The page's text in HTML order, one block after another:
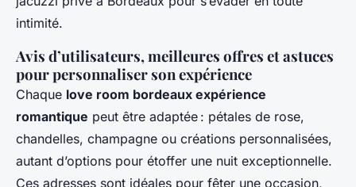
intimité.
Avis d’utilisateurs, meilleures offres et astuces
pour personnaliser son expérience
Chaque love room bordeaux expérience
romantique peut être adaptée : pétales de rose,
chandelles, champagne ou créations personnalisées,
autant d’options pour étoffer une nuit exceptionnelle.
Ces adresses sont idéales pour fêter une occasion,